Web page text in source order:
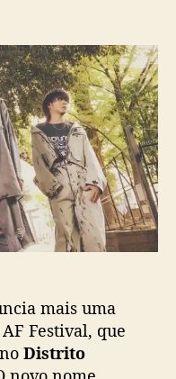
n
i
m
e
F
r
i
e
n
d
s
2
6
a
mais uma
Festival, que
Distrito